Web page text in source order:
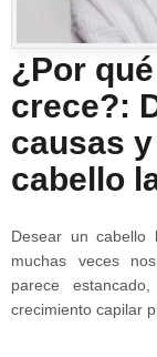
¿Por
crece?:
causas
cabello
Desear un
muchas veces
parece
crecimiento capilar